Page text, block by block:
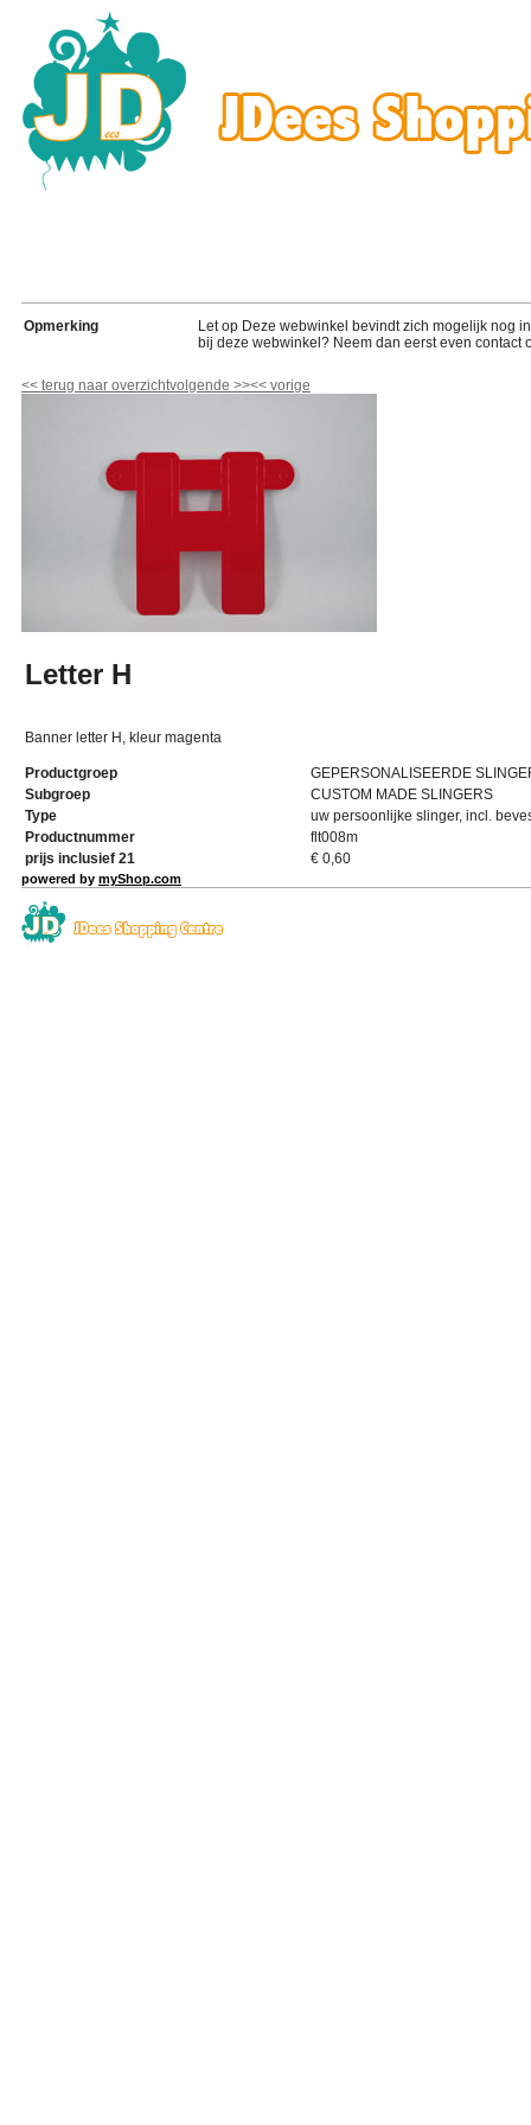
Opmerking
Let op Deze webwinkel bevindt zich mogelijk nog
bij deze webwinkel? Neem dan eerst even contact
<< terug naar overzichtvolgende >><< vorige
Letter H
Banner letter H, kleur magenta
Productgroep
GEPERSONALISEERDE
Subgroep
CUSTOM MADE SLINGERS
Type
uw persoonlijke slinger, incl.
Productnummer
flt008m
prijs inclusief 21
€ 0,60
powered by myShop.com